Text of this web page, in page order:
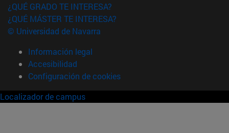
¿QUÉ GRADO TE INTERESA?
¿QUÉ MÁSTER TE INTERESA?
© Universidad de Navarra
Información legal
Accesibilidad
Configuración de cookies
Localizador de campus